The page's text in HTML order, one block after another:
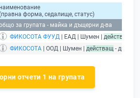
наименование
форма, седалище, статус)
за групата - майка и дъщерни д-ва
ФИКОСОТА ФУУД | ЕАД | Шумен | действащ
ФИКОСОТА | ООД | Шумен | действащ -
отчети 1 на групата